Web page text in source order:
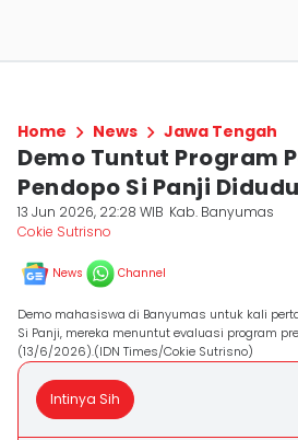
Home News Jawa Tengah
Demo Tuntut Program
Pendopo Si Panji
13 Jun 2026, 22:28 WIB Kab. Banyumas
Cokie Sutrisno
News Channel
Demo mahasiswa di Banyumas untuk kali
Si Panji, mereka menuntut evaluasi program
(13/6/2026).(IDN Times/Cokie Sutrisno)
Intinya Sih